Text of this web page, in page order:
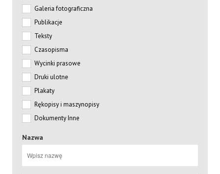
Galeria fotograficzna
Publikacje
Teksty
Czasopisma
Wycinki prasowe
Druki ulotne
Plakaty
Rękopisy i maszynopisy
Dokumenty Inne
Nazwa